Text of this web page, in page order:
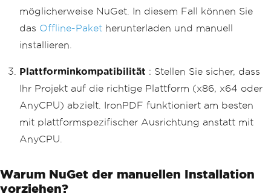
möglicherweise NuGet. In diesem Fall können Sie
das Offline-Paket herunterladen und manuell
installieren.
Plattforminkompatibilität : Stellen Sie sicher, dass
Ihr Projekt auf die richtige Plattform (x86, x64 oder
AnyCPU) abzielt. IronPDF funktioniert am besten
mit plattformspezifischer Ausrichtung anstatt mit
AnyCPU.
Warum NuGet der manuellen Installation
vorziehen?